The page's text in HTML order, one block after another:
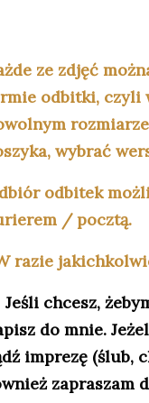
ze zdjęć
odbitki, czyli
wybrać
odbitek
/ pocztą.
razie
Jeśli chcesz,
do mnie.
imprezę (ślub,
zapraszam